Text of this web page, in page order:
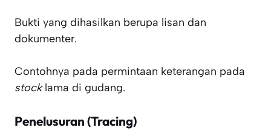
Bukti yang dihasilkan berupa lisan dan
dokumenter.
Contohnya pada permintaan keterangan pada
stocklama di gudang.
Penelusuran (Tracing)